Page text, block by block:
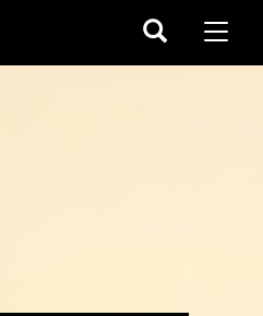
Menu